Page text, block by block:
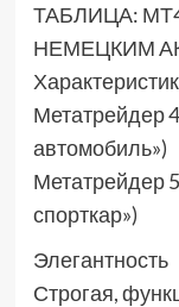
ТАБЛИЦА:
НЕМЕЦКИМ
Метатрейдер
автомобиль»)
Метатрейдер
спорткар»)
Элегантность
Строгая,